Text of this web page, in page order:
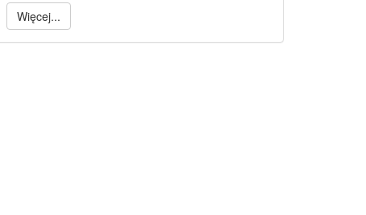
Więcej...